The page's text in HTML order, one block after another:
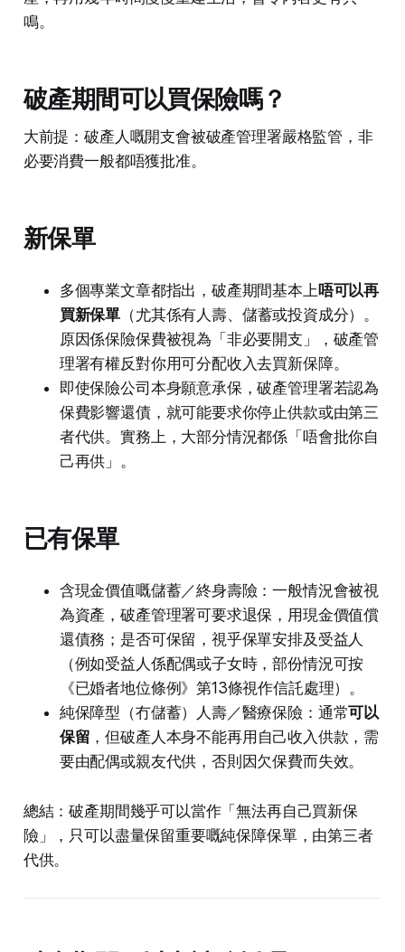
鳴。
破產期間可以買保險嗎？
大前提：破產人嘅開支會被破產管理署嚴格監管，非
必要消費一般都唔獲批准。
新保單
多個專業文章都指出，破產期間基本上唔可以再
買新保單 （尤其係有人壽、儲蓄或投資成分）。
原因係保險保費被視為「非必要開支」，破產管
理署有權反對你用可分配收入去買新保障。
即使保險公司本身願意承保，破產管理署若認為
保費影響還債，就可能要求你停止供款或由第三
者代供。實務上，大部分情況都係「唔會批你自
己再供」。
已有保單
含現金價值嘅儲蓄／終身壽險：一般情況會被視
為資產，破產管理署可要求退保，用現金價值償
還債務；是否可保留，視乎保單安排及受益人
（例如受益人係配偶或子女時，部份情況可按
《已婚者地位條例》第13條視作信託處理）。
純保障型（冇儲蓄）人壽／醫療保險：通常可以
保留 ，但破產人本身不能再用自己收入供款，需
要由配偶或親友代供，否則因欠保費而失效。
總結：破產期間幾乎可以當作「無法再自己買新保
險」，只可以盡量保留重要嘅純保障保單，由第三者
代供。